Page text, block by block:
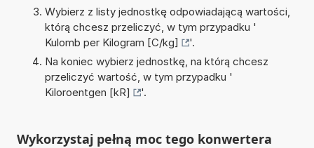
Wybierz z listy jednostkę odpowiadającą wartości,
którą chcesz przeliczyć, w tym przypadku '
Kulomb per Kilogram [C/kg]
'.
Na koniec wybierz jednostkę, na którą chcesz
przeliczyć wartość, w tym przypadku '
Kiloroentgen [kR]
'.
Wykorzystaj pełną moc tego konwertera